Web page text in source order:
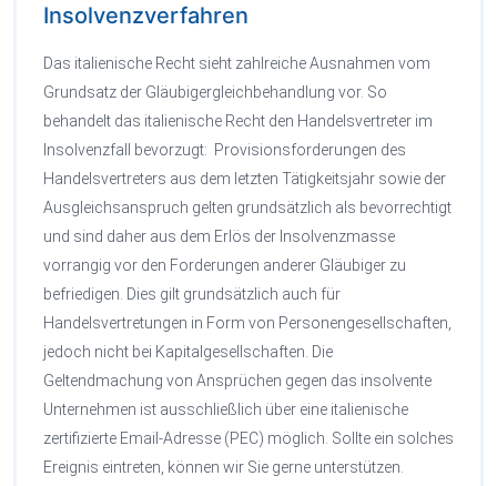
Insolvenzverfahren
Das italienische Recht sieht zahlreiche Ausnahmen vom
Grundsatz der Gläubigergleichbehandlung vor. So
behandelt das italienische Recht den Handelsvertreter im
Insolvenzfall bevorzugt: Provisionsforderungen des
Handelsvertreters aus dem letzten Tätigkeitsjahr sowie der
Ausgleichsanspruch gelten grundsätzlich als bevorrechtigt
und sind daher aus dem Erlös der Insolvenzmasse
vorrangig vor den Forderungen anderer Gläubiger zu
befriedigen. Dies gilt grundsätzlich auch für
Handelsvertretungen in Form von Personengesellschaften,
jedoch nicht bei Kapitalgesellschaften. Die
Geltendmachung von Ansprüchen gegen das insolvente
Unternehmen ist ausschließlich über eine italienische
zertifizierte Email-Adresse (PEC) möglich. Sollte ein solches
Ereignis eintreten, können wir Sie gerne unterstützen.